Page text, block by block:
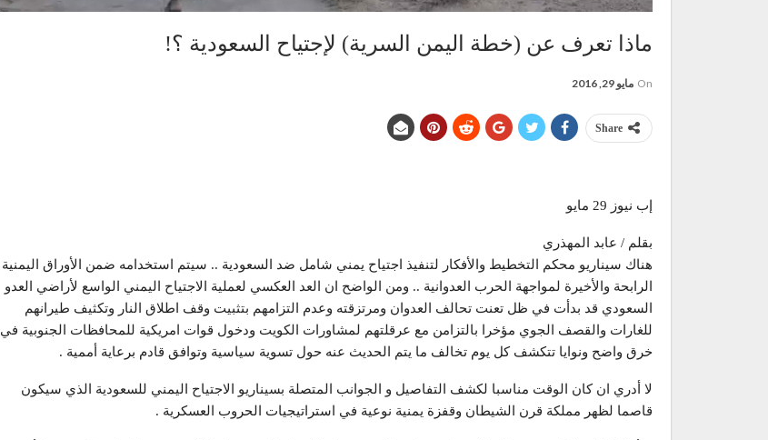
ماذا تعرف عن (خطة اليمن السرية) لإجتياح السعودية ؟!
On مايو 29, 2016
Share
إب نيوز 29 مايو
بقلم / عابد المهذري
هناك سيناريو محكم التخطيط والأفكار لتنفيذ اجتياح يمني شامل ضد السعودية .. سيتم استخدامه ضمن الأوراق اليمنية
الرابحة والأخيرة لمواجهة الحرب العدوانية .. ومن الواضح ان العد العكسي لعملية الاجتياح اليمني الواسع لأراضي العدو
السعودي قد بدأت في ظل تعنت تحالف العدوان ومرتزقته وعدم التزامهم بتثبيت وقف اطلاق النار وتكثيف طيرانهم
للغارات والقصف الجوي مؤخرا بالتزامن مع عرقلتهم لمشاورات الكويت ودخول قوات امريكية للمحافظات الجنوبية في
خرق واضح ونوايا تتكشف كل يوم تخالف ما يتم الحديث عنه حول تسوية سياسية وتوافق قادم برعاية أممية .
لا أدري ان كان الوقت مناسبا لكشف التفاصيل و الجوانب المتصلة بسيناريو الاجتياح اليمني للسعودية الذي سيكون
قاصما لظهر مملكة قرن الشيطان وقفزة يمنية نوعية في استراتيجيات الحروب العسكرية .